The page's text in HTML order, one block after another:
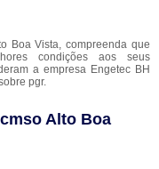
Boa Vista, compreenda que
condições aos seus
a empresa Engetec BH
pgr.
Alto Boa